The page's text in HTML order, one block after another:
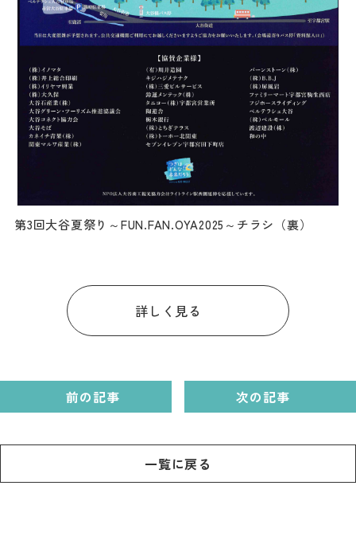
詳しく見る
第3回大谷夏祭り～FUN.FAN.OYA2025～チラシ（裏）
前の記事
一覧に戻る
次の記事